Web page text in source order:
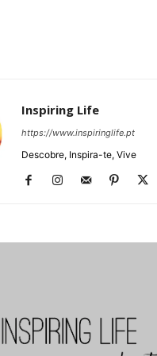
Inspiring Life
https://www.inspiringlife.pt
Descobre, Inspira-te, Vive